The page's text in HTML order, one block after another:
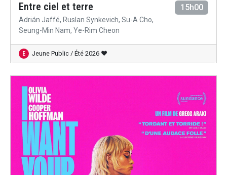
Entre ciel et terre
Adrián Jaffé, Ruslan Synkevich, Su-A Cho,
Seung-Min Nam, Ye-Rim Cheon
15h00
E Jeune Public / Été 2026 ♥